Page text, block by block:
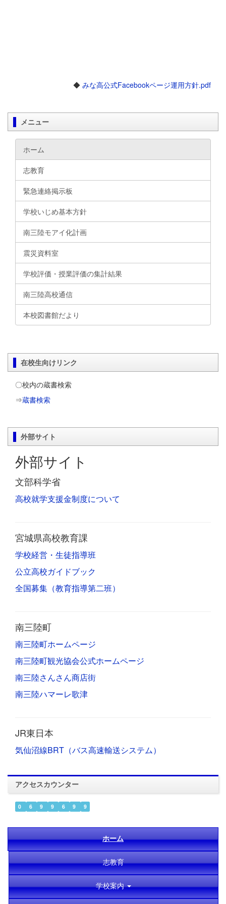
◆ みな高公式Facebookページ運用方針.pdf
メニュー
ホーム
志教育
緊急連絡掲示板
学校いじめ基本方針
南三陸モアイ化計画
震災資料室
学校評価・授業評価の集計結果
南三陸高校通信
本校図書館だより
在校生向けリンク
〇校内の蔵書検索
⇒蔵書検索
外部サイト
外部サイト
文部科学省
高校就学支援金制度について
宮城県高校教育課
学校経営・生徒指導班
公立高校ガイドブック
全国募集（教育指導第二班）
南三陸町
南三陸町ホームページ
南三陸町観光協会公式ホームページ
南三陸さんさん商店街
南三陸ハマーレ歌津
JR東日本
気仙沼線BRT（バス高速輸送システム）
アクセスカウンター
0 6 9 9 6 9 9
ホーム
志教育
学校案内